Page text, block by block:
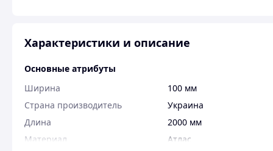
Характеристики и описание
Основные атрибуты
Ширина
100 мм
Страна производитель
Украина
Длина
2000 мм
Материал
Атлас